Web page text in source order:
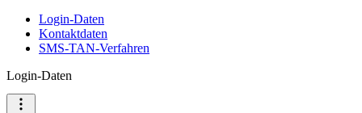
Login-Daten
Kontaktdaten
SMS-TAN-Verfahren
Login-Daten